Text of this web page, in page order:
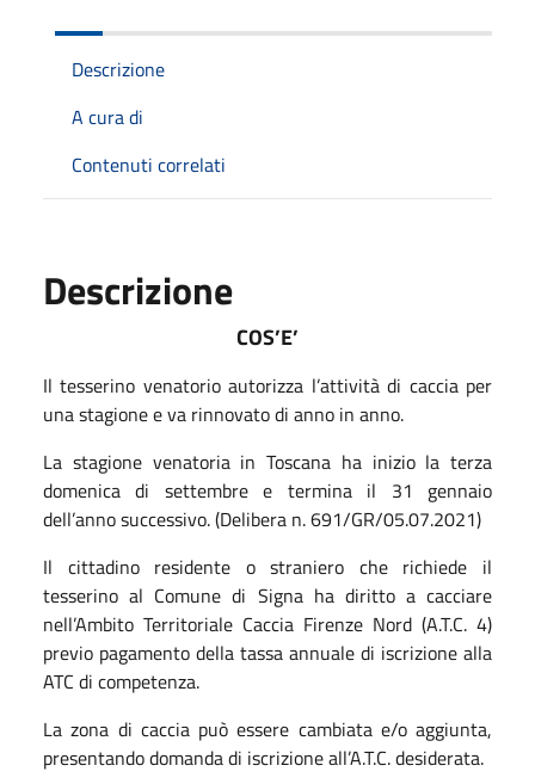
Descrizione
A cura di
Contenuti correlati
Descrizione
COS’E’
Il tesserino venatorio autorizza l’attività di caccia per
una stagione e va rinnovato di anno in anno.
La stagione venatoria in Toscana ha inizio la terza
domenica di settembre e termina il 31 gennaio
dell’anno successivo. (Delibera n. 691/GR/05.07.2021)
Il cittadino residente o straniero che richiede il
tesserino al Comune di Signa ha diritto a cacciare
nell’Ambito Territoriale Caccia Firenze Nord (A.T.C. 4)
previo pagamento della tassa annuale di iscrizione alla
ATC di competenza.
La zona di caccia può essere cambiata e/o aggiunta,
presentando domanda di iscrizione all’A.T.C. desiderata.